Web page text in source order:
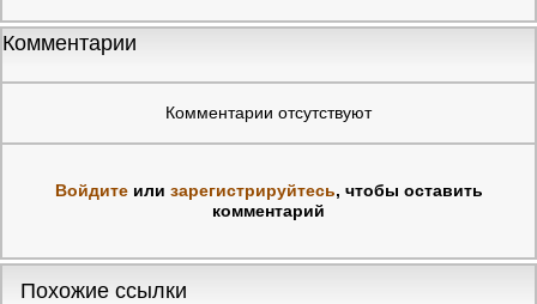
Комментарии
Комментарии отсутствуют
Войдитеили зарегистрируйтесь, чтобы оставить
комментарий
Похожие ссылки